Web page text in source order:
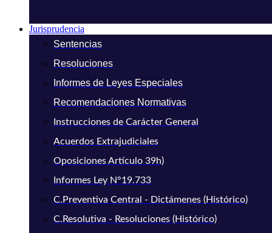
Jurisprudencia
Sentencias
Resoluciones
Informes de Leyes Especiales
Recomendaciones Normativas
Instrucciones de Carácter General
Acuerdos Extrajudiciales
Oposiciones Artículo 39h)
Informes Ley N°19.733
C.Preventiva Central - Dictámenes (Histórico)
C.Resolutiva - Resoluciones (Histórico)